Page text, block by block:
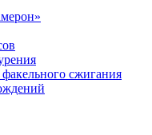
сжигания